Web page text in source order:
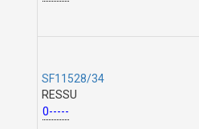
SF11528/34
RESSU
0-----